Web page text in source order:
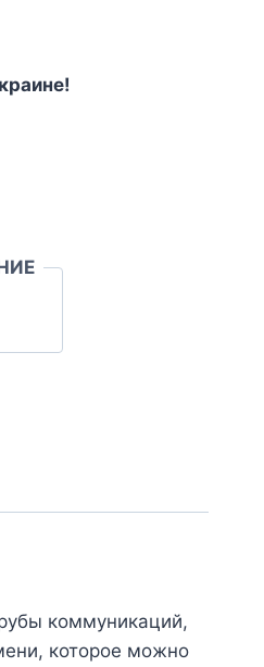
коммуникаций,
которое можно